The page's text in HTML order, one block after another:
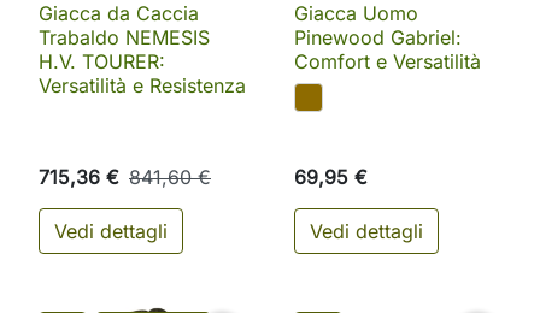
Giacca da Caccia
Trabaldo NEMESIS
H.V. TOURER:
Versatilità e Resistenza
715,36 € 841,60 €
Vedi dettagli
Giacca Uomo
Pinewood Gabriel:
Comfort e Versatilità
69,95 €
Vedi dettagli